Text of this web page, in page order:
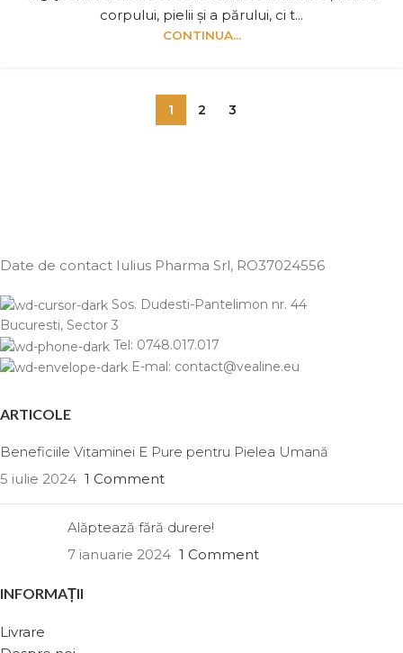
corpului, pielii și a părului, ci t...
CONTINUA...
1 2 3
Date de contact Iulius Pharma Srl, RO37024556
Sos. Dudesti-Pantelimon nr. 44
Bucuresti, Sector 3
Tel: 0748.017.017
E-mal: contact@vealine.eu
ARTICOLE
Beneficiile Vitaminei E Pure pentru Pielea Umană
5 iulie 2024 1 Comment
Alăptează fără durere!
7 ianuarie 2024 1 Comment
INFORMAȚII
Livrare